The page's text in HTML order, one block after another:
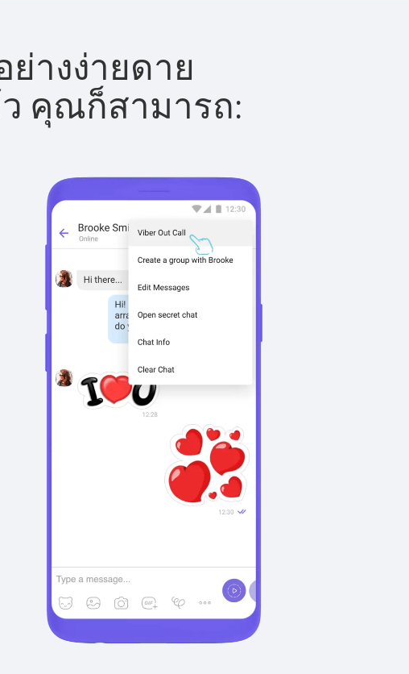
างง่ายดาย
คุณก็สามารถ: